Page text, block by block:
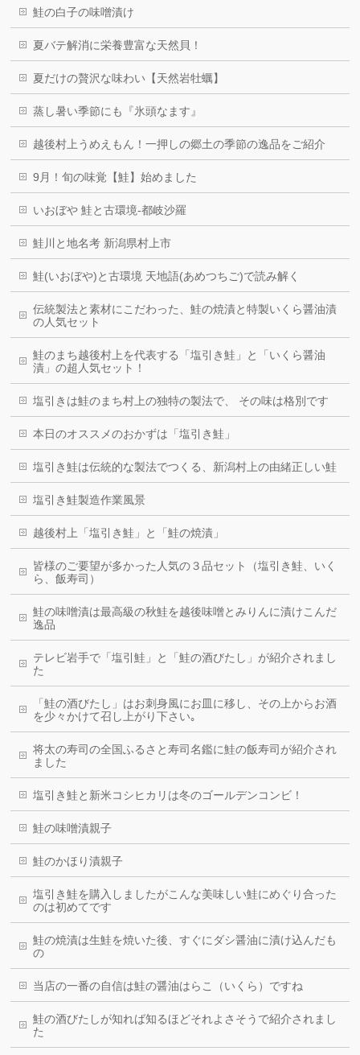
鮭の白子の味噌漬け
夏バテ解消に栄養豊富な天然貝！
夏だけの贅沢な味わい【天然岩牡蠣】
蒸し暑い季節にも『氷頭なます』
越後村上うめえもん！一押しの郷土の季節の逸品をご紹介
9月！旬の味覚【鮭】始めました
いおぼや 鮭と古環境-都岐沙羅
鮭川と地名考 新潟県村上市
鮭(いおぼや)と古環境 天地語(あめつちご)で読み解く
伝統製法と素材にこだわった、鮭の焼漬と特製いくら醤油漬
の人気セット
鮭のまち越後村上を代表する「塩引き鮭」と「いくら醤油
漬」の超人気セット！
塩引きは鮭のまち村上の独特の製法で、 その味は格別です
本日のオススメのおかずは「塩引き鮭」
塩引き鮭は伝統的な製法でつくる、新潟村上の由緒正しい鮭
塩引き鮭製造作業風景
越後村上「塩引き鮭」と「鮭の焼漬」
皆様のご要望が多かった人気の３品セット（塩引き鮭、いく
ら、飯寿司）
鮭の味噌漬は最高級の秋鮭を越後味噌とみりんに漬けこんだ
逸品
テレビ岩手で「塩引鮭」と「鮭の酒びたし」が紹介されまし
た
「鮭の酒びたし」はお刺身風にお皿に移し、その上からお酒
を少々かけて召し上がり下さい｡
将太の寿司の全国ふるさと寿司名鑑に鮭の飯寿司が紹介され
ました
塩引き鮭と新米コシヒカリは冬のゴールデンコンビ！
鮭の味噌漬親子
鮭のかほり漬親子
塩引き鮭を購入しましたがこんな美味しい鮭にめぐり合った
のは初めてです
鮭の焼漬は生鮭を焼いた後、すぐにダシ醤油に漬け込んだも
の
当店の一番の自信は鮭の醤油はらこ（いくら）ですね
鮭の酒びたしが知れば知るほどそれよさそうで紹介されまし
た